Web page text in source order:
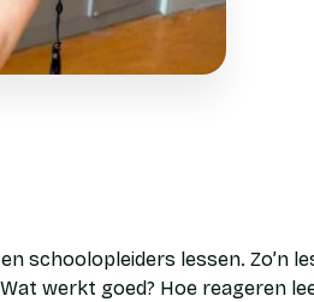
schoolopleiders lessen. Zo’n
werkt goed? Hoe reageren